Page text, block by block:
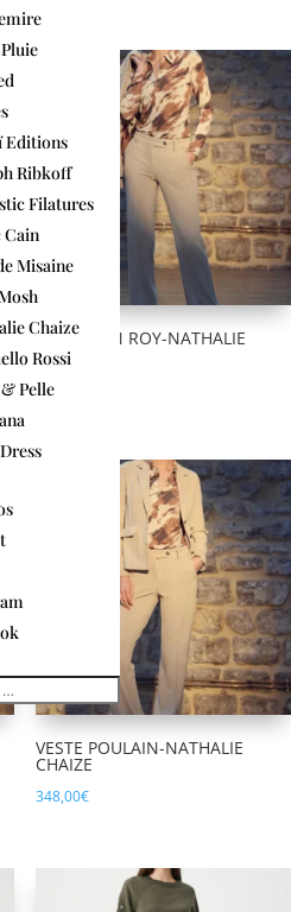
Editions
Ribkoff
Filatures
Cain
Misaine
Chaize
Rossi
Pelle
PANTALON ROY-NATHALIE
CHAIZE
236,00
VESTE POULAIN-NATHALIE
CHAIZE
348,00€